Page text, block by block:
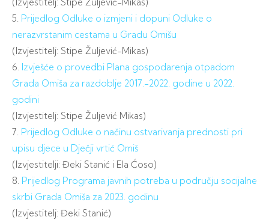
5. Prijedlog Odluke o izmjeni i dopuni Odluke o
nerazvrstanim cestama u Gradu Omišu
(Izvjestitelj: Stipe Žuljević-Mikas)
6. Izvješće o provedbi Plana gospodarenja otpadom
Grada Omiša za razdoblje 2017.-2022. godine u 2022.
godini
(Izvjestitelj: Stipe Žuljević Mikas)
7. Prijedlog Odluke o načinu ostvarivanja prednosti pri
upisu djece u Dječji vrtić Omiš
(Izvjestitelji: Đeki Stanić i Ela Ćoso)
8. Prijedlog Programa javnih potreba u području socijalne
skrbi Grada Omiša za 2023. godinu
(Izvjestitelj: Đeki Stanić)